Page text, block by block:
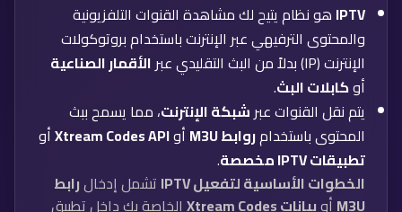
IPTV هو نظام يتيح لك مشاهدة القنوات التلفزيونية
والمحتوى الترفيهي عبر الإنترنت باستخدام بروتوكولات
الإنترنت (IP) بدلاً من البث التقليدي عبر
الأقمار الصناعية
أوكابلات البث.
يتم نقل القنوات عبرشبكة الإنترنت، مما يسمح ببث
المحتوى باستخدامروابط M3U أوXtream Codes APIأو
تطبيقات IPTV مخصصة
.
الخطوات الأساسية لتفعيل IPTV
تشمل إدخالرابط
M3U أوبيانات Xtream Codes
الخاصة بك داخل تطبيق